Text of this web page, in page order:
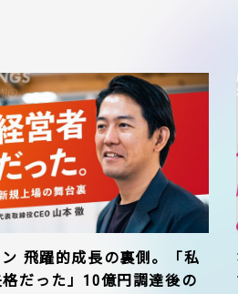
飛躍的成長の裏側。「私
だった」10億円調達後の